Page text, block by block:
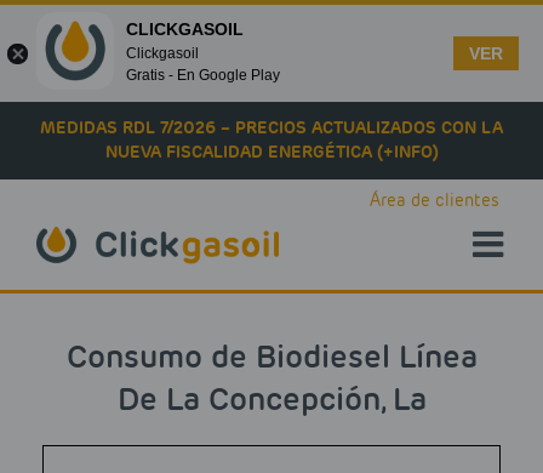
Skip to main content
MEDIDAS RDL 7/2026 – PRECIOS ACTUALIZADOS CON LA
NUEVA FISCALIDAD ENERGÉTICA (+INFO)
Área de clientes
Consumo de Biodiesel Línea
De La Concepción, La
CLICKGASOIL
Clickgasoil
Gratis - En Google Play
VER